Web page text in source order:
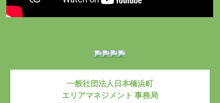
一般社団法人日本橋浜町
エリアマネジメント 事務局